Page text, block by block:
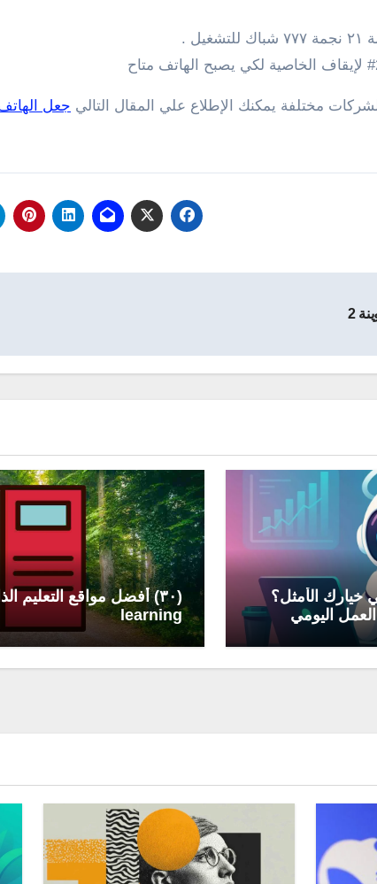
مختلفة يمكنك الإطلاع علي المقال التالي جعل
2
خيارك الأمثل؟
اليومي
learning